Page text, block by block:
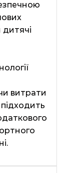
витрати